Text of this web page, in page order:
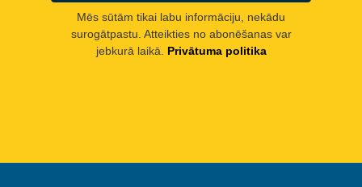
Mēs sūtām tikai labu informāciju, nekādu
surogātpastu. Atteikties no abonēšanas var
jebkurā laikā. Privātuma politika